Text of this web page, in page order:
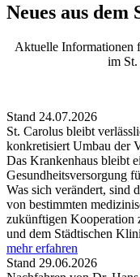
Neues aus dem
Aktuelle Informationen
im St.
Stand 24.07.2026
St. Carolus bleibt
konkretisiert Umbau der
Das Krankenhaus bleibt
Gesundheitsversorgung
Was sich verändert, sind
von bestimmten
zukünftigen Kooperation
und dem Städtischen
mehr erfahren
Stand 29.06.2026